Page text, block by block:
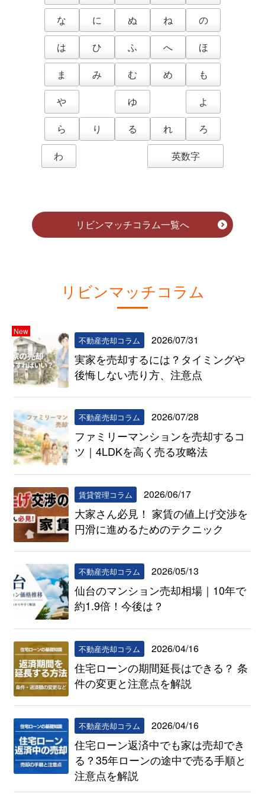
な
に ぬ ね
の
は
ひ ふ へ
ほ
ま
み む め
も
や
ゆ
よ
ら
り る れ
ろ
わ
英数字
リビンマッチコラム一覧へ
リビンマッチコラム
不動産売却コラム 2026/07/31
New
実家を売却するには？タイミングや
後悔しない売り方、注意点
不動産売却コラム 2026/07/28
ファミリーマンションを売却するコ
ツ｜4LDKを高く売る攻略法
賃貸管理コラム 2026/06/17
大家さん必見！ 家賃の値上げ交渉を
円滑に進めるためのテクニック
不動産売却コラム 2026/05/13
仙台のマンション売却相場｜10年で
約1.9倍！今後は？
不動産売却コラム 2026/04/16
住宅ローンの期間延長はできる？ 条
件の変更と注意点を解説
不動産売却コラム 2026/04/16
住宅ローン返済中でも家は売却でき
る？35年ローンの途中で売る手順と
注意点を解説